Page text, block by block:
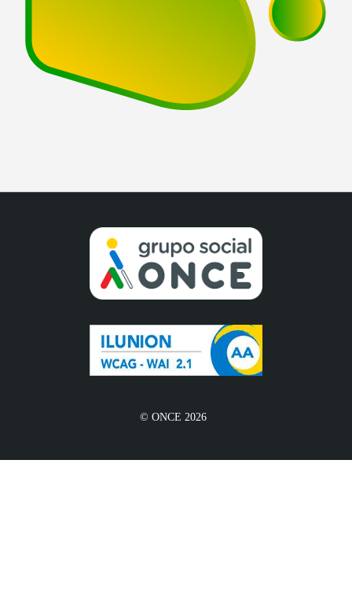
© ONCE 2026